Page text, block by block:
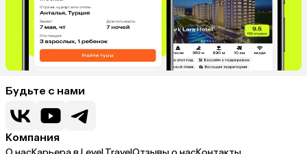
Будьте с нами
Компания